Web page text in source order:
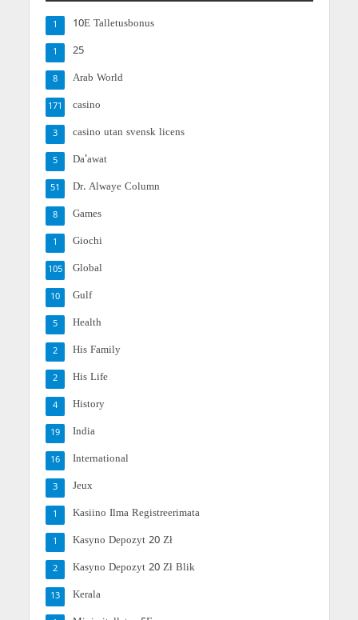
10E Talletusbonus
1
25
1
Arab World
8
casino
171
casino utan svensk licens
3
Da'awat
5
Dr. Alwaye Column
51
Games
8
Giochi
1
Global
105
Gulf
10
Health
5
His Family
2
His Life
2
History
4
India
19
International
16
Jeux
3
Kasiino Ilma Registreerimata
1
Kasyno Depozyt 20 Zł
1
Kasyno Depozyt 20 Zł Blik
2
Kerala
13